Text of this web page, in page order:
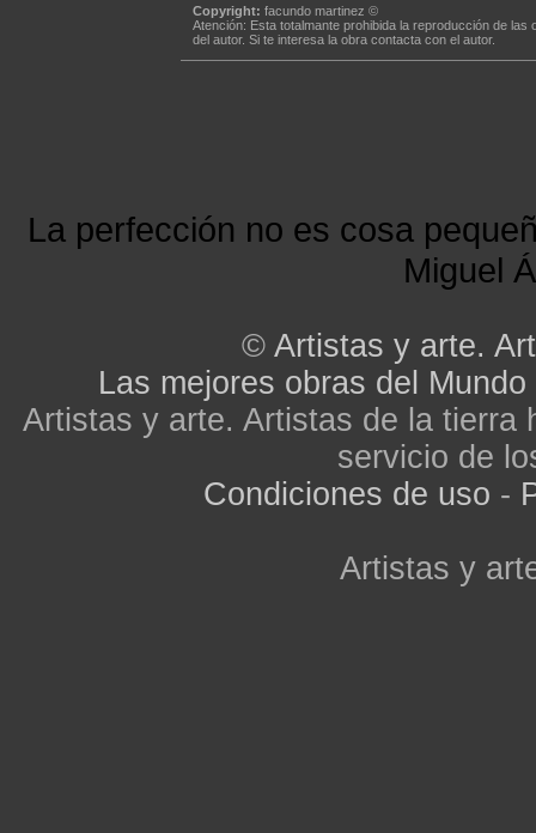
Copyright: facundo martinez ©
Atención: Esta totalmante prohibida la reproducción de
del autor. Si te interesa la obra contacta con el autor.
La perfección no es cosa
Miguel
© Artistas y arte.
Las mejores obras del Mundo
Artistas y arte. Artistas de la tierra
servicio de
Condiciones de uso -
Artistas y